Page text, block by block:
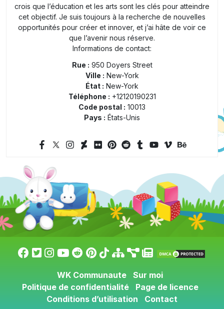
crois que l’éducation et les arts sont les clés pour atteindre
cet objectif. Je suis toujours à la recherche de nouvelles
opportunités pour créer et innover, et j’ai hâte de voir ce
que l’avenir nous réserve.
Informations de contact:
Rue : 950 Doyers Street
Ville : New-York
État : New-York
Téléphone : +12120190231
Code postal : 10013
Pays : États-Unis
WK Communaute
Sur moi
Politique de confidentialité
Page de licence
Conditions d’utilisation
Contact